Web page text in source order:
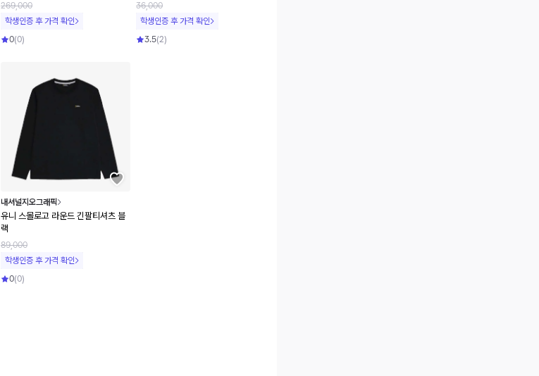
269,000
학생인증 후 가격 확인
0(0)
36,000
학생인증 후 가격 확인
3.5(2)
내셔널지오그래픽
유니 스몰로고 라운드 긴팔티셔츠 블
랙
89,000
학생인증 후 가격 확인
0(0)